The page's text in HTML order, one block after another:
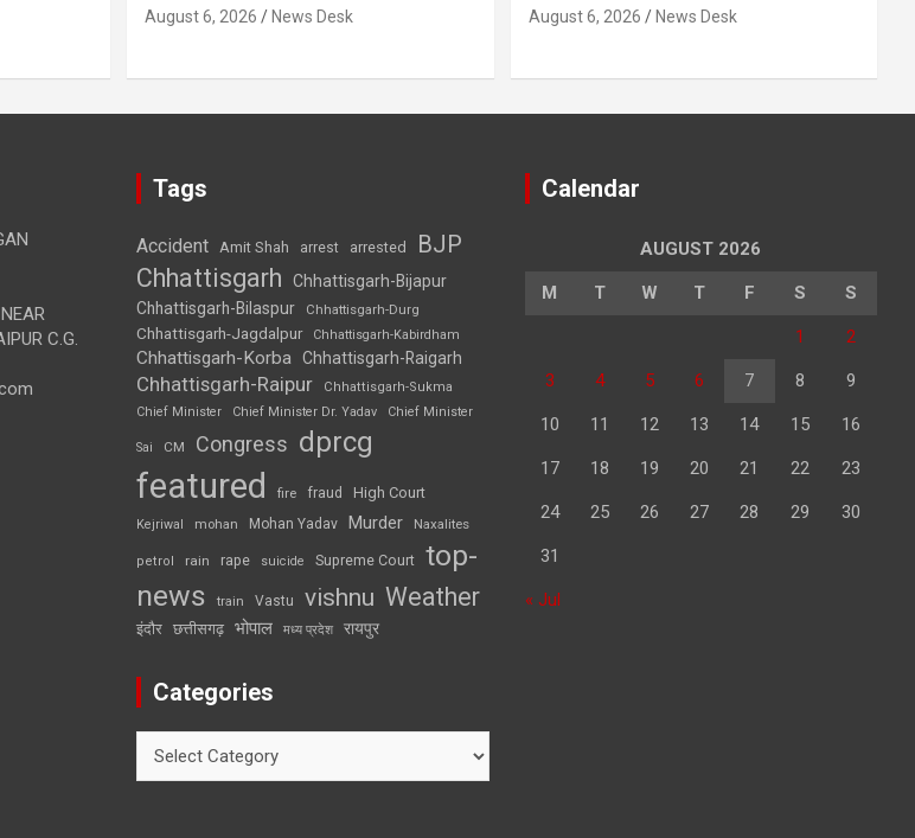
August 6, 2026 News Desk August 6, 2026 News Desk
C.G.
Tags
Accident Amit Shah arrest arrested BJP
Chhattisgarh
Chhattisgarh-Bijapur
Chhattisgarh-Bilaspur
Chhattisgarh-Durg
Chhattisgarh-Jagdalpur Chhattisgarh-Kabirdham
Chhattisgarh-Korba Chhattisgarh-Raigarh
Chhattisgarh-Raipur
Chhattisgarh-Sukma
Chief Minister
Chief Minister Dr. Yadav Chief Minister
Sai CM Congress dprcg
featured fire fraud High Court
Kejriwal mohan Mohan Yadav Murder Naxalites
petrol rain rape suicide Supreme Court top-
news
train Vastu vishnu Weather
इंदौर छत्तीसगढ़ भोपाल मध्य प्रदेश रायपुर
Categories
Calendar
AUGUST 2026
M T W T F S S
1 2
3 4 5 6 7 8 9
10 11 12 13 14 15 16
17 18 19 20 21 22 23
24 25 26 27 28 29 30
31
« Jul